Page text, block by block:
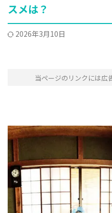
スメは？
2026年3月10日
当ページのリンクには広